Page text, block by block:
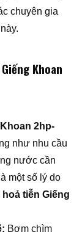
chuyên gia
Khoan
2hp-
như nhu cầu
nước cần
một số lý do
tiễn Giếng
Bơm chìm